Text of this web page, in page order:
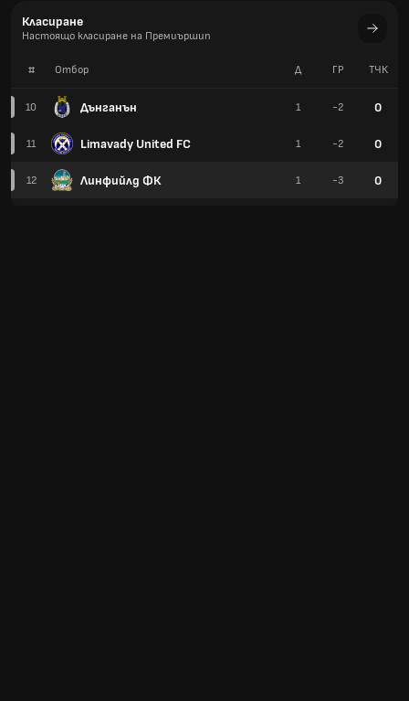
Класиране
Настоящо класиране на Премиършип
# Отбор
10 Дънганън
11 Limavady United FC
12 Линфийлд ФК
Д ГР TЧК
1 -2 0
1 -2 0
1 -3 0